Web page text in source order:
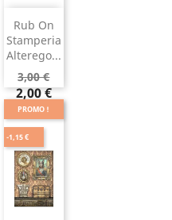
Rub On
Stamperia
Alterego...
3,00 €
2,00 €
PROMO !
-1,15 €